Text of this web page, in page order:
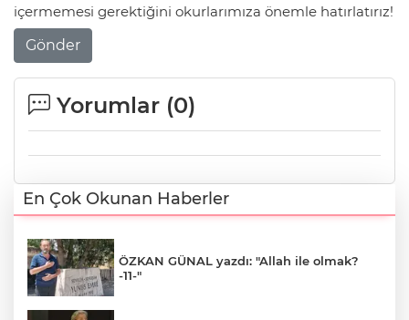
içermemesi gerektiğini okurlarımıza önemle hatırlatırız!
Gönder
Yorumlar (0)
En Çok Okunan Haberler
ÖZKAN GÜNAL yazdı: "Allah ile olmak?
-11-"